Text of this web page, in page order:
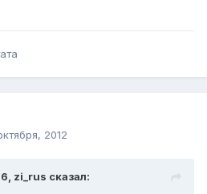
2012
zi_rus сказал: